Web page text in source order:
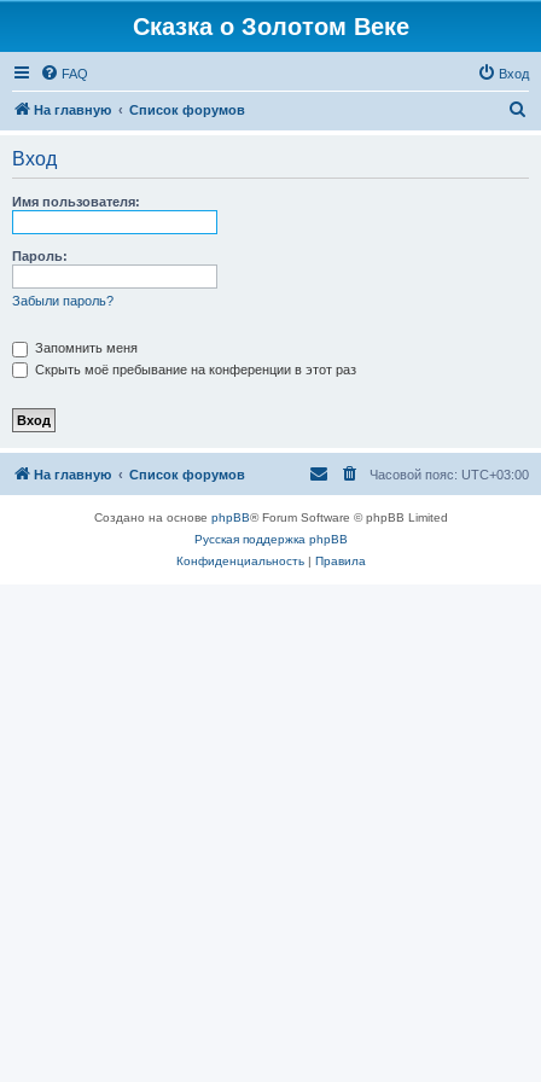
Сказка о Золотом Веке
FAQ Вход
На главную Список форумов
Вход
Имя пользователя:
Пароль:
Забыли пароль?
Запомнить меня
Скрыть моё пребывание на конференции в этот раз
На главную Список форумов Часовой пояс: UTC+03:00
Создано на основе phpBB® Forum Software © phpBB Limited
Русская поддержка phpBB
Конфиденциальность| Правила